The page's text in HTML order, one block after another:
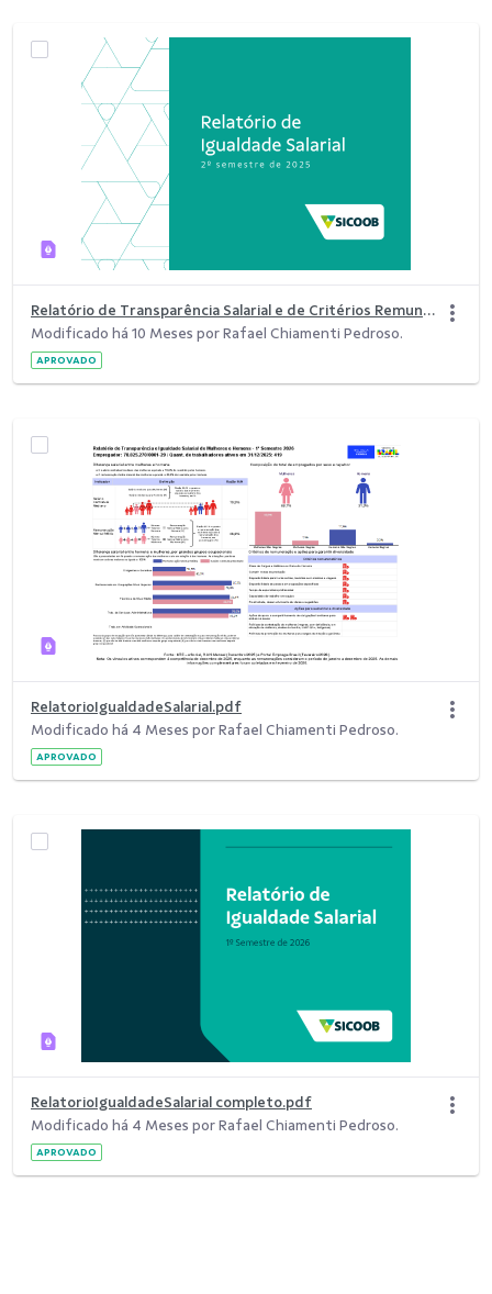
Relatório de Transparência Salarial e de Critérios Remuneratórios - 2º Semestre.pdf
Modificado há 10 Meses por Rafael Chiamenti Pedroso.
APROVADO
RelatorioIgualdadeSalarial.pdf
Modificado há 4 Meses por Rafael Chiamenti Pedroso.
APROVADO
RelatorioIgualdadeSalarial completo.pdf
Modificado há 4 Meses por Rafael Chiamenti Pedroso.
APROVADO